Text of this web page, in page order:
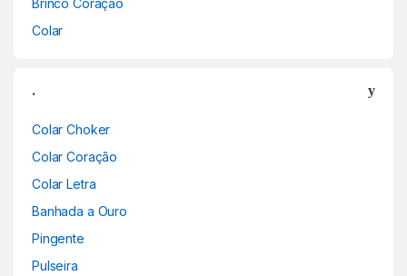
Brinco Coração
Colar
.
Colar Choker
Colar Coração
Colar Letra
Banhada a Ouro
Pingente
Pulseira